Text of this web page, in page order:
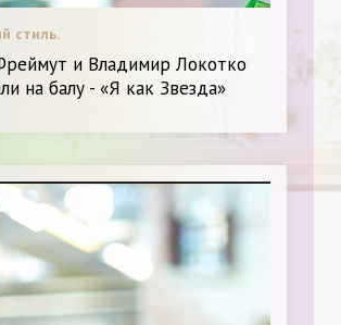
стиль.
и Владимир Локотко
на балу - «Я как Звезда»